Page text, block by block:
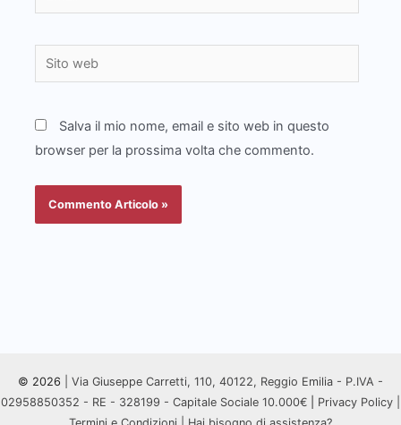
Sito
web
Salva il mio nome, email e sito web in questo
browser per la prossima volta che commento.
© 2026 | Via Giuseppe Carretti, 110, 40122, Reggio Emilia - P.IVA -
02958850352 - RE - 328199 - Capitale Sociale 10.000€
Privacy Policy